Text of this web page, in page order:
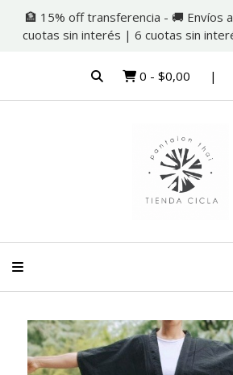
🏦 15% off transferencia - 🚚 Envíos
cuotas sin interés | 6 cuotas sin
0 - $0,00